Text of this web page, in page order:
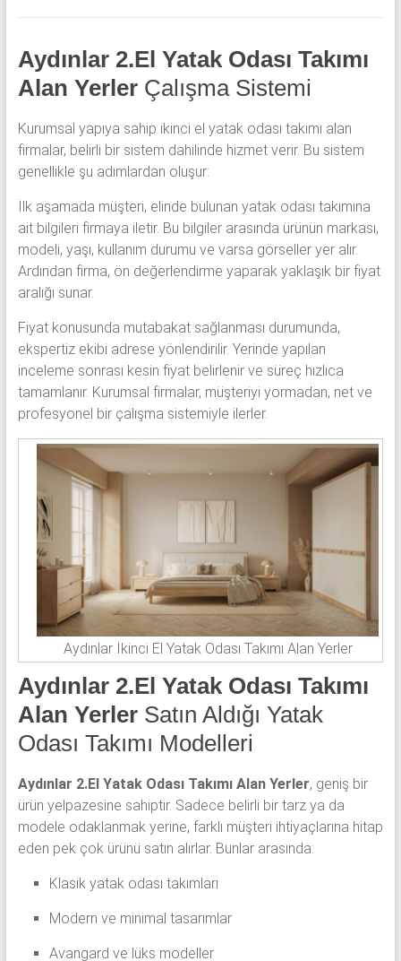
Aydınlar 2.El Yatak Odası Takımı
Alan YerlerÇalışma Sistemi
Kurumsal yapıya sahip ikinci el yatak odası takımı alan
firmalar, belirli bir sistem dahilinde hizmet verir. Bu sistem
genellikle şu adımlardan oluşur:
İlk aşamada müşteri, elinde bulunan yatak odası takımına
ait bilgileri firmaya iletir. Bu bilgiler arasında ürünün markası,
modeli, yaşı, kullanım durumu ve varsa görseller yer alır.
Ardından firma, ön değerlendirme yaparak yaklaşık bir fiyat
aralığı sunar.
Fiyat konusunda mutabakat sağlanması durumunda,
ekspertiz ekibi adrese yönlendirilir. Yerinde yapılan
inceleme sonrası kesin fiyat belirlenir ve süreç hızlıca
tamamlanır. Kurumsal firmalar, müşteriyi yormadan, net ve
profesyonel bir çalışma sistemiyle ilerler.
Aydınlar İkinci El Yatak Odası Takımı Alan Yerler
Aydınlar 2.El Yatak Odası Takımı
Alan Yerler Satın Aldığı Yatak
Odası Takımı Modelleri
Aydınlar 2.El Yatak Odası Takımı Alan Yerler, geniş bir
ürün yelpazesine sahiptir. Sadece belirli bir tarz ya da
modele odaklanmak yerine, farklı müşteri ihtiyaçlarına hitap
eden pek çok ürünü satın alırlar. Bunlar arasında:
Klasik yatak odası takımları
Modern ve minimal tasarımlar
Avangard ve lüks modeller